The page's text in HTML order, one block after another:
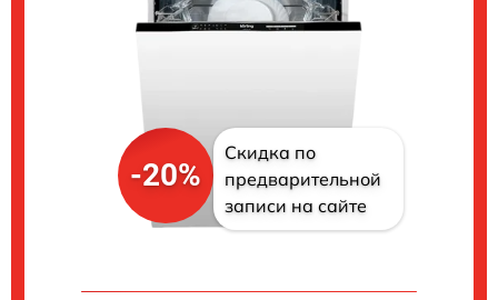
-20%
Скидка по
предварительной
записи на сайте